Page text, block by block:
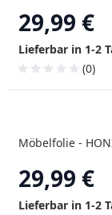
29,99 €
Lieferbar in 1-2
(0)
Möbelfolie -
29,99 €
Lieferbar in 1-2